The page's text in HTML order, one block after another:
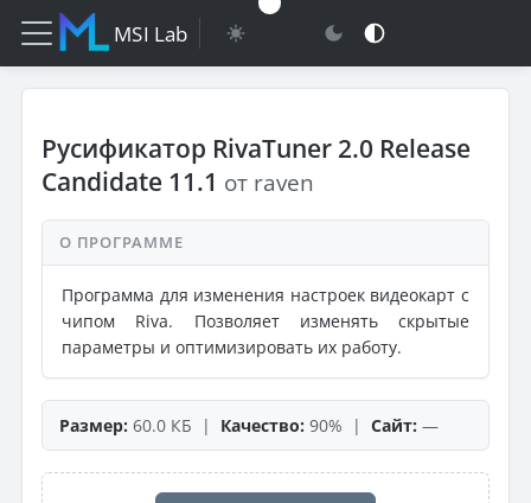
MSI Lab
Русификатор RivaTuner 2.0 Release
Candidate 11.1 от raven
О ПРОГРАММЕ
Программа для изменения настроек видеокарт с
чипом Riva. Позволяет изменять скрытые
параметры и оптимизировать их работу.
Размер: 60.0 КБ | Качество: 90% | Сайт: —